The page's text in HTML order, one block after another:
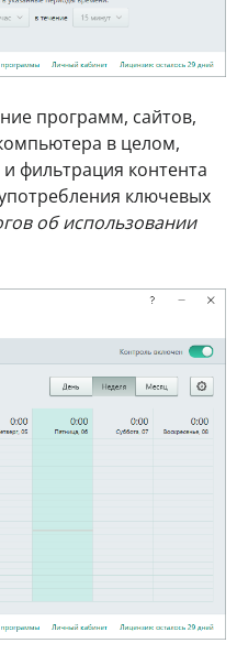
программ, сайтов,
в целом,
фильтрация контента
ключевых
об использовании